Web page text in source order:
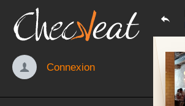
Connexion